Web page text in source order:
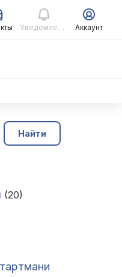
Уведомления Аккаунт
Найти
(20)